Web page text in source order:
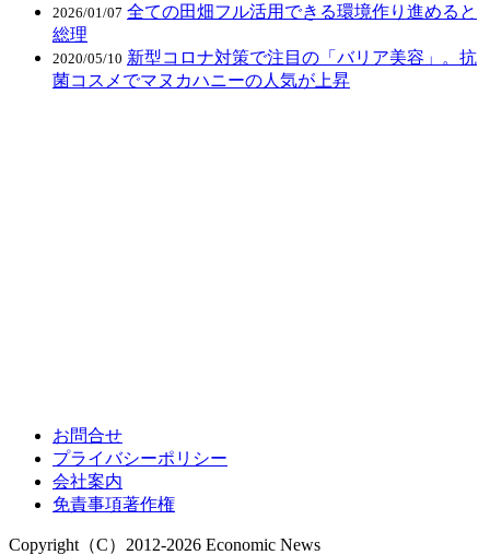
2026/01/07 全ての田畑フル活用できる環境作り進めると
総理
2020/05/10 新型コロナ対策で注目の「バリア美容」。抗
菌コスメでマヌカハニーの人気が上昇
お問合せ
プライバシーポリシー
会社案内
免責事項著作権
Copyright（C）2012-2026 Economic News